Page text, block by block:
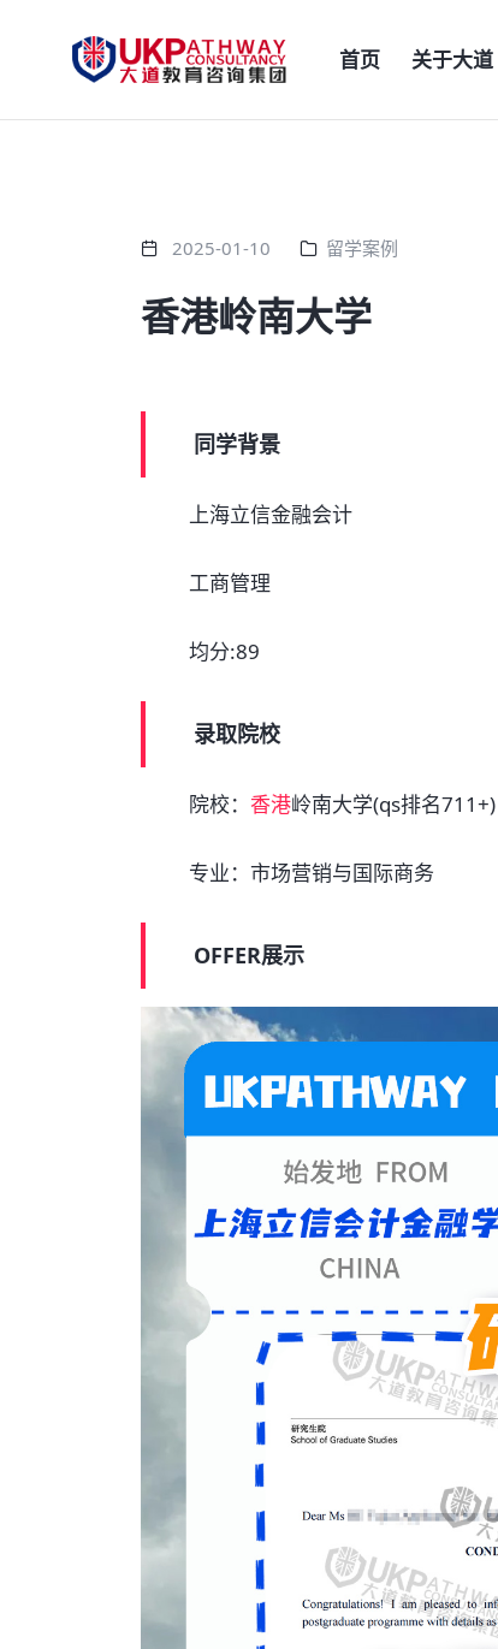
首页 关于大道
2025-01-10 留学案例
香港岭南大学
同学背景
上海立信金融会计
工商管理
均分:89
录取院校
院校： 香港岭南大学(qs排名711+)
专业：市场营销与国际商务
OFFER展示